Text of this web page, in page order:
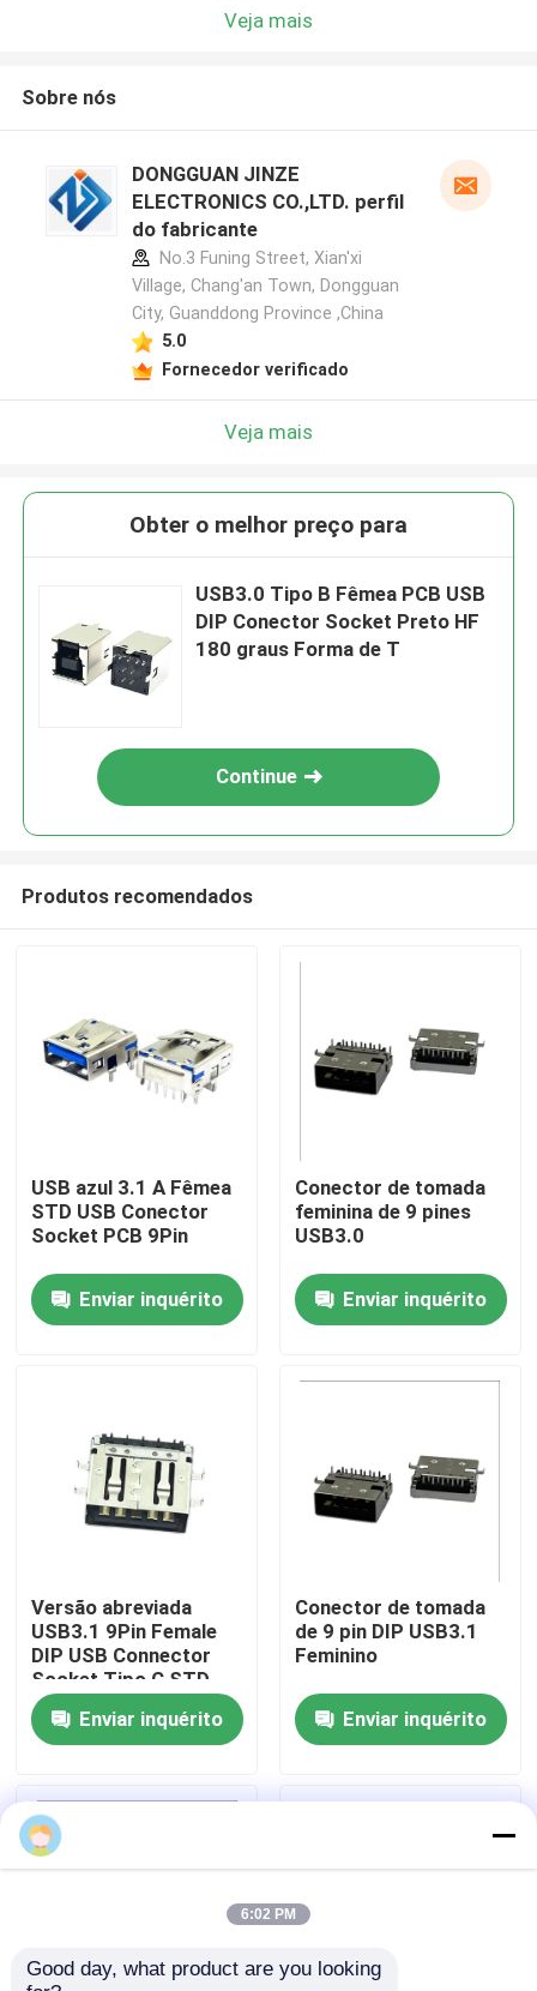
Casa
Contatos
Produtos
DIP Conector USB
Conector USB
Conectores USB tipo C
Conector de soquete DP
Soquete do conector fêmea RJ45
Veja mais
Sobre nós
DONGGUAN JINZE
ELECTRONICS CO.,LTD. perfil
do fabricante
No.3 Funing Street, Xian'xi
Village, Chang'an Town, Dongguan
City, Guanddong Province ,China
5.0
Fornecedor verificado
Veja mais
Obter o melhor preço para
USB3.0 Tipo B Fêmea PCB USB
DIP Conector Socket Preto HF
180 graus Forma de T
Continue
Produtos recomendados
USB azul 3.1 A Fêmea
STD USB Conector
Socket PCB 9Pin
Enviar inquérito
Conector de tomada
feminina de 9 pines
USB3.0
Enviar inquérito
Versão abreviada
USB3.1 9Pin Female
DIP USB Connector
Socket Tipo C STD
Enviar inquérito
Conector de tomada
de 9 pin DIP USB3.1
Feminino
Enviar inquérito
6:02 PM
Good day, what product are you looking